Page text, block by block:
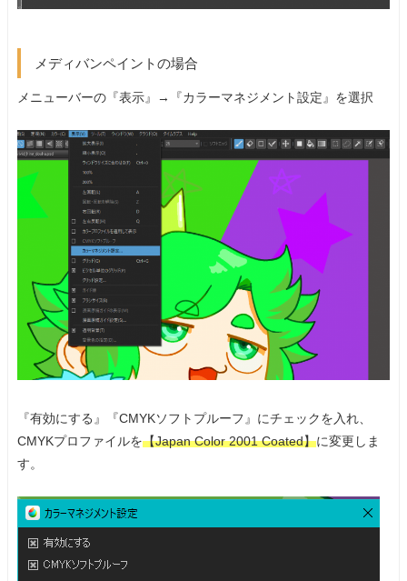
メディバンペイントの場合
メニューバーの『表示』→『カラーマネジメント設定』を選択
『有効にする』『CMYKソフトプルーフ』にチェックを入れ、
CMYKプロファイルを【Japan Color 2001 Coated】に変更しま
す。